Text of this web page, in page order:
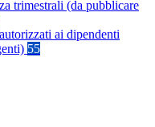
trimestrali (da pubblicare
ai dipendenti
55